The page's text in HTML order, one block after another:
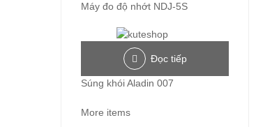
Máy đo độ nhớt NDJ-5S
Đọc tiếp
Súng khói Aladin 007
More items